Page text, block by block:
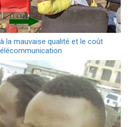
la mauvaise qualité et le coût